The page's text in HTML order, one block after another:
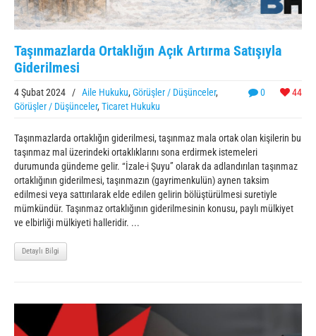
Taşınmazlarda Ortaklığın Açık Artırma Satışıyla
Giderilmesi
0 44
4 Şubat 2024 / Aile Hukuku, Görüşler / Düşünceler,
Görüşler / Düşünceler, Ticaret Hukuku
Taşınmazlarda ortaklığın giderilmesi, taşınmaz mala ortak olan kişilerin bu
taşınmaz mal üzerindeki ortaklıklarını sona erdirmek istemeleri
durumunda gündeme gelir. “İzale-i Şuyu” olarak da adlandırılan taşınmaz
ortaklığının giderilmesi, taşınmazın (gayrimenkulün) aynen taksim
edilmesi veya sattırılarak elde edilen gelirin bölüştürülmesi suretiyle
mümkündür. Taşınmaz ortaklığının giderilmesinin konusu, paylı mülkiyet
ve elbirliği mülkiyeti halleridir. ...
Detaylı Bilgi